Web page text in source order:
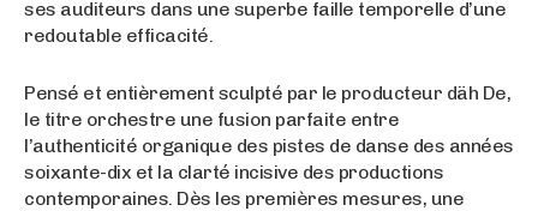
ses auditeurs dans une superbe faille temporelle d’une
redoutable efficacité.
Pensé et entièrement sculpté par le producteur däh De,
le titre orchestre une fusion parfaite entre
l’authenticité organique des pistes de danse des années
soixante-dix et la clarté incisive des productions
contemporaines. Dès les premières mesures, une